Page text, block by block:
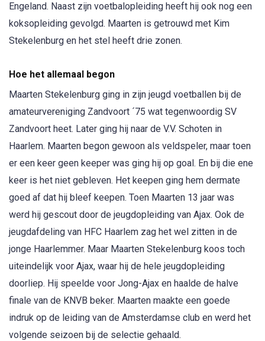
Engeland. Naast zijn voetbalopleiding heeft hij ook nog een
koksopleiding gevolgd. Maarten is getrouwd met Kim
Stekelenburg en het stel heeft drie zonen.
Hoe het allemaal begon
Maarten Stekelenburg ging in zijn jeugd voetballen bij de
amateurvereniging Zandvoort ´75 wat tegenwoordig SV
Zandvoort heet. Later ging hij naar de V.V. Schoten in
Haarlem. Maarten begon gewoon als veldspeler, maar toen
er een keer geen keeper was ging hij op goal. En bij die ene
keer is het niet gebleven. Het keepen ging hem dermate
goed af dat hij bleef keepen. Toen Maarten 13 jaar was
werd hij gescout door de jeugdopleiding van Ajax. Ook de
jeugdafdeling van HFC Haarlem zag het wel zitten in de
jonge Haarlemmer. Maar Maarten Stekelenburg koos toch
uiteindelijk voor Ajax, waar hij de hele jeugdopleiding
doorliep. Hij speelde voor Jong-Ajax en haalde de halve
finale van de KNVB beker. Maarten maakte een goede
indruk op de leiding van de Amsterdamse club en werd het
volgende seizoen bij de selectie gehaald.